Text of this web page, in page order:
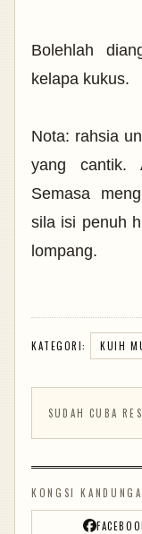
Bolehlah
kelapa kukus.
Nota: rahsia
yang cantik.
Semasa
sila isi penuh
lompang.
KATEGORI: KUIH
SUDAH CUBA
KONGSI